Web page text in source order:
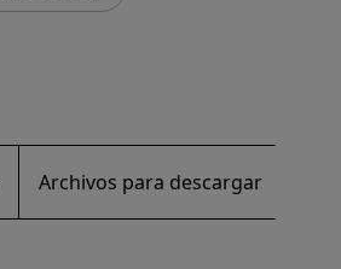
Archivos para descargar